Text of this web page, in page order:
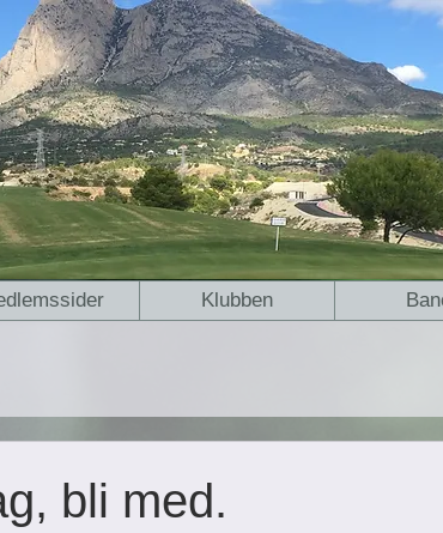
Klubben
bli med.